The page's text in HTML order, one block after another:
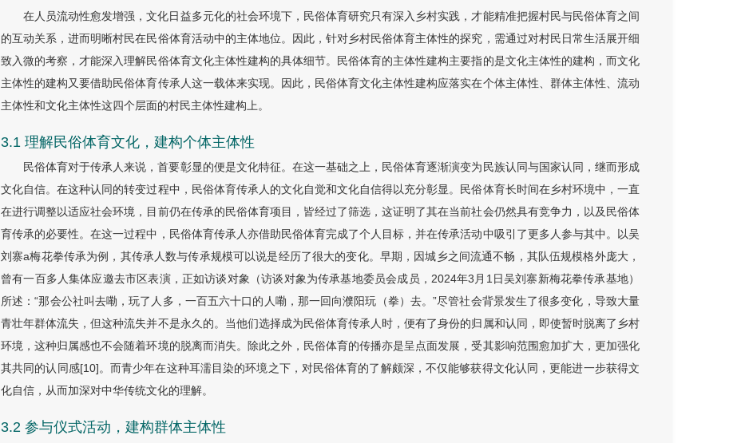
在人员流动性愈发增强，文化日益多元化的社会环境下，民俗体育研究只有深入乡村实践，才能精准把握村民与民俗体育之间
的互动关系，进而明晰村民在民俗体育活动中的主体地位。因此，针对乡村民俗体育主体性的探究，需通过对村民日常生活展开细
致入微的考察，才能深入理解民俗体育文化主体性建构的具体细节。民俗体育的主体性建构主要指的是文化主体性的建构，而文化
主体性的建构又要借助民俗体育传承人这一载体来实现。因此，民俗体育文化主体性建构应落实在个体主体性、群体主体性、流动
主体性和文化主体性这四个层面的村民主体性建构上。
3.1 理解民俗体育文化，建构个体主体性
民俗体育对于传承人来说，首要彰显的便是文化特征。在这一基础之上，民俗体育逐渐演变为民族认同与国家认同，继而形成
文化自信。在这种认同的转变过程中，民俗体育传承人的文化自觉和文化自信得以充分彰显。民俗体育长时间在乡村环境中，一直
在进行调整以适应社会环境，目前仍在传承的民俗体育项目，皆经过了筛选，这证明了其在当前社会仍然具有竞争力，以及民俗体
育传承的必要性。在这一过程中，民俗体育传承人亦借助民俗体育完成了个人目标，并在传承活动中吸引了更多人参与其中。以吴
刘寨a梅花拳传承为例，其传承人数与传承规模可以说是经历了很大的变化。早期，因城乡之间流通不畅，其队伍规模格外庞大，
曾有一百多人集体应邀去市区表演，正如访谈对象（访谈对象为传承基地委员会成员，2024年3月1日吴刘寨新梅花拳传承基地）
所述：“那会公社叫去嘞，玩了人多，一百五六十口的人嘞，那一回向濮阳玩（拳）去。”尽管社会背景发生了很多变化，导致大量
青壮年群体流失，但这种流失并不是永久的。当他们选择成为民俗体育传承人时，便有了身份的归属和认同，即使暂时脱离了乡村
环境，这种归属感也不会随着环境的脱离而消失。除此之外，民俗体育的传播亦是呈点面发展，受其影响范围愈加扩大，更加强化
其共同的认同感[10]。而青少年在这种耳濡目染的环境之下，对民俗体育的了解颇深，不仅能够获得文化认同，更能进一步获得文
化自信，从而加深对中华传统文化的理解。
3.2 参与仪式活动，建构群体主体性